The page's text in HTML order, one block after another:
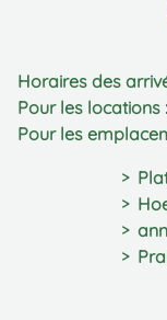
Horaires des
Pour les locations
Pour les